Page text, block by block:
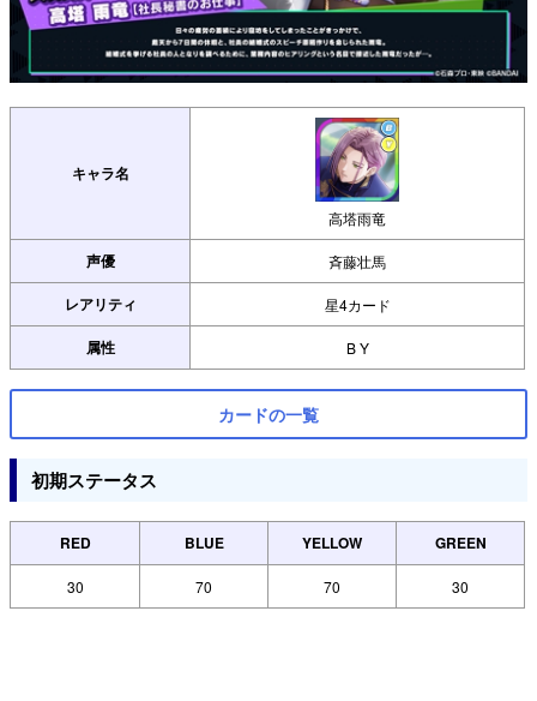
キャラ名
高塔雨竜
声優 斉藤壮馬
レアリティ 星4カード
属性 B Y
カードの一覧
初期ステータス
RED BLUE YELLOW GREEN
30 70 70 30